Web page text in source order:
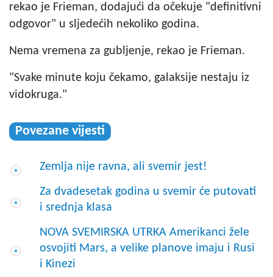
rekao je Frieman, dodajući da očekuje "definitivni
odgovor" u sljedećih nekoliko godina.
Nema vremena za gubljenje, rekao je Frieman.
"Svake minute koju čekamo, galaksije nestaju iz
vidokruga."
Povezane vijesti
Zemlja nije ravna, ali svemir jest!
Za dvadesetak godina u svemir će putovati
i srednja klasa
NOVA SVEMIRSKA UTRKA Amerikanci žele
osvojiti Mars, a velike planove imaju i Rusi
i Kinezi